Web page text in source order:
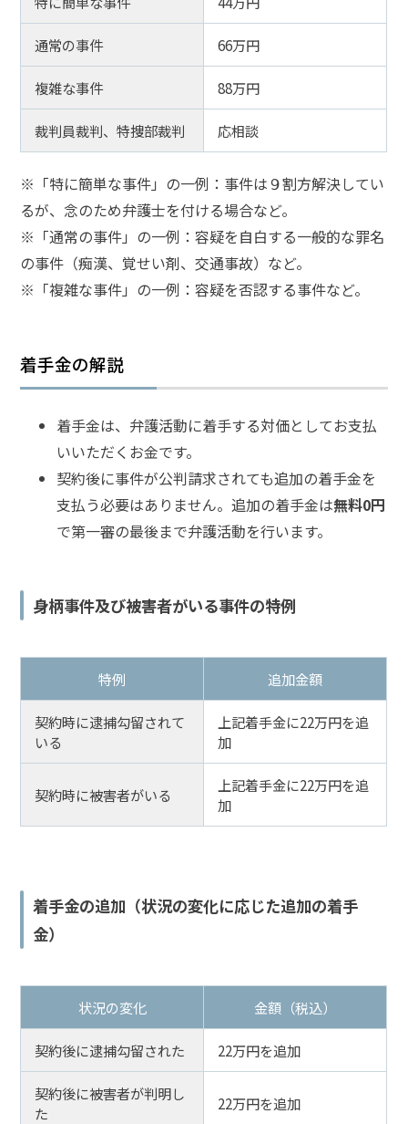
通常の事件 66万円
複雑な事件 88万円
裁判員裁判、特捜部裁判 応相談
※「特に簡単な事件」の一例：事件は９割方解決してい
るが、念のため弁護士を付ける場合など。
※「通常の事件」の一例：容疑を自白する一般的な罪名
の事件（痴漢、覚せい剤、交通事故）など。
※「複雑な事件」の一例：容疑を否認する事件など。
着手金の解説
着手金は、弁護活動に着手する対価としてお支払
いいただくお金です。
契約後に事件が公判請求されても追加の着手金を
支払う必要はありません。追加の着手金は無料0円
で第一審の最後まで弁護活動を行います。
身柄事件及び被害者がいる事件の特例
特例 追加金額
契約時に逮捕勾留されて
いる
上記着手金に22万円を追
加
契約時に被害者がいる
上記着手金に22万円を追
加
着手金の追加（状況の変化に応じた追加の着手
金）
状況の変化 金額（税込）
契約後に逮捕勾留された 22万円を追加
契約後に被害者が判明し
た
22万円を追加